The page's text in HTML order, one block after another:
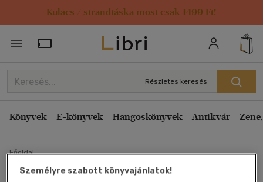
Kulacs / strandtáska most csak 1499 Ft!
Törzsvásárlói Kártya adatai
Részletes keresés
Könyvek E-könyvek Hangoskönyvek Antikvár
Főoldal
Személyre szabott könyvajánlatok!